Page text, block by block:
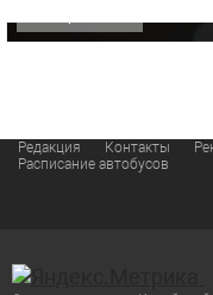
Редакция Контакты
Расписание автобусов